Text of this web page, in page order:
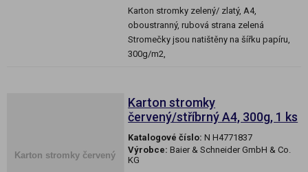
Karton stromky zelený/ zlatý, A4,
oboustranný, rubová strana zelená
Stromečky jsou natištěny na šířku papíru,
300g/m2,
Karton stromky
červený/stříbrný A4, 300g, 1 ks
Katalogové číslo: N H4771837
Výrobce: Baier & Schneider GmbH & Co.
KG